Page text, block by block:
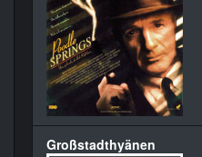
Großstadthyänen